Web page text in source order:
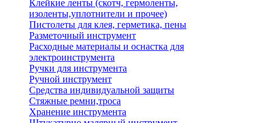
Клейкие ленты (скотч, гермоленты,
изоленты,уплотнители и прочее)
Пистолеты для клея, герметика, пены
Разметочный инструмент
Расходные материалы и оснастка для
электроинструмента
Ручки для инструмента
Ручной инструмент
Средства индивидуальной защиты
Стяжные ремни,троса
Хранение инструмента